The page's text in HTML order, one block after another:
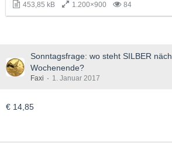
453,85 kB 1.200×900 84
Sonntagsfrage: wo steht SILBER
Wochenende?
Faxi 1. Januar 2017
€ 14,85